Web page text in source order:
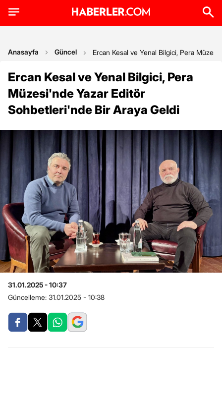
Anasayfa Güncel Ercan Kesal ve Yenal Bilgici, Pera
Ercan Kesal ve Yenal Bilgici, Pera
Müzesi'nde Yazar Editör
Sohbetleri'nde Bir Araya Geldi
31.01.2025 - 10:37
Güncelleme: 31.01.2025 - 10:38